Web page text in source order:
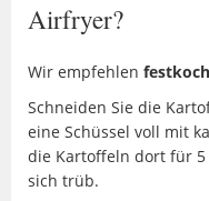
Airfryer?
Wir empfehlen
Schneiden Sie die
eine Schüssel voll mit
die Kartoffeln dort für 5
sich trüb.